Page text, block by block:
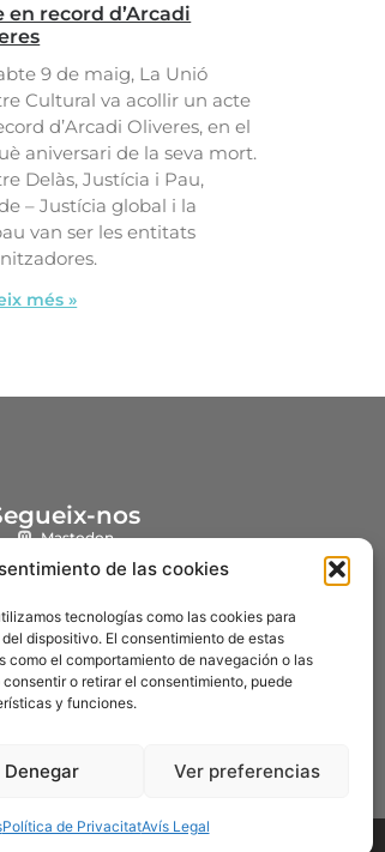
de las cookies
tecnologías como las cookies para
dispositivo. El consentimiento de estas
como el comportamiento de navegación o las
o retirar el consentimiento, puede
y funciones.
Denegar Ver preferencias
Política de PrivacitatAvís Legal
en record d’Arcadi
9 de maig, La Unió
Cultural va acollir un acte
d’Arcadi Oliveres, en el
aniversari de la seva mort.
Delàs, Justícia i Pau,
– Justícia global i la
van ser les entitats
més »
nos
Mastodon
Instagram
Facebook